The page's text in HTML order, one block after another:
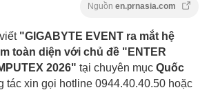
Nguồn en.prnasia.com
"GIGABYTE EVENT ra mắt hệ
toàn diện với chủ đề "ENTER
2026" tại chuyên mục Quốc
tác xin gọi hotline 0944.40.40.50 hoặc